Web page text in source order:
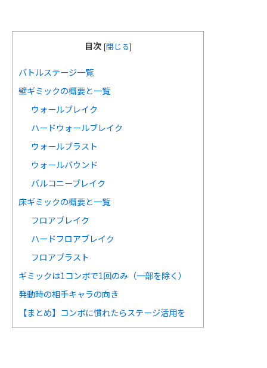
目次 [閉じる]
バトルステージ一覧
壁ギミックの概要と一覧
ウォールブレイク
ハードウォールブレイク
ウォールブラスト
ウォールバウンド
バルコニーブレイク
床ギミックの概要と一覧
フロアブレイク
ハードフロアブレイク
フロアブラスト
ギミックは1コンボで1回のみ（一部を除く）
発動時の相手キャラの向き
【まとめ】コンボに慣れたらステージ活用を